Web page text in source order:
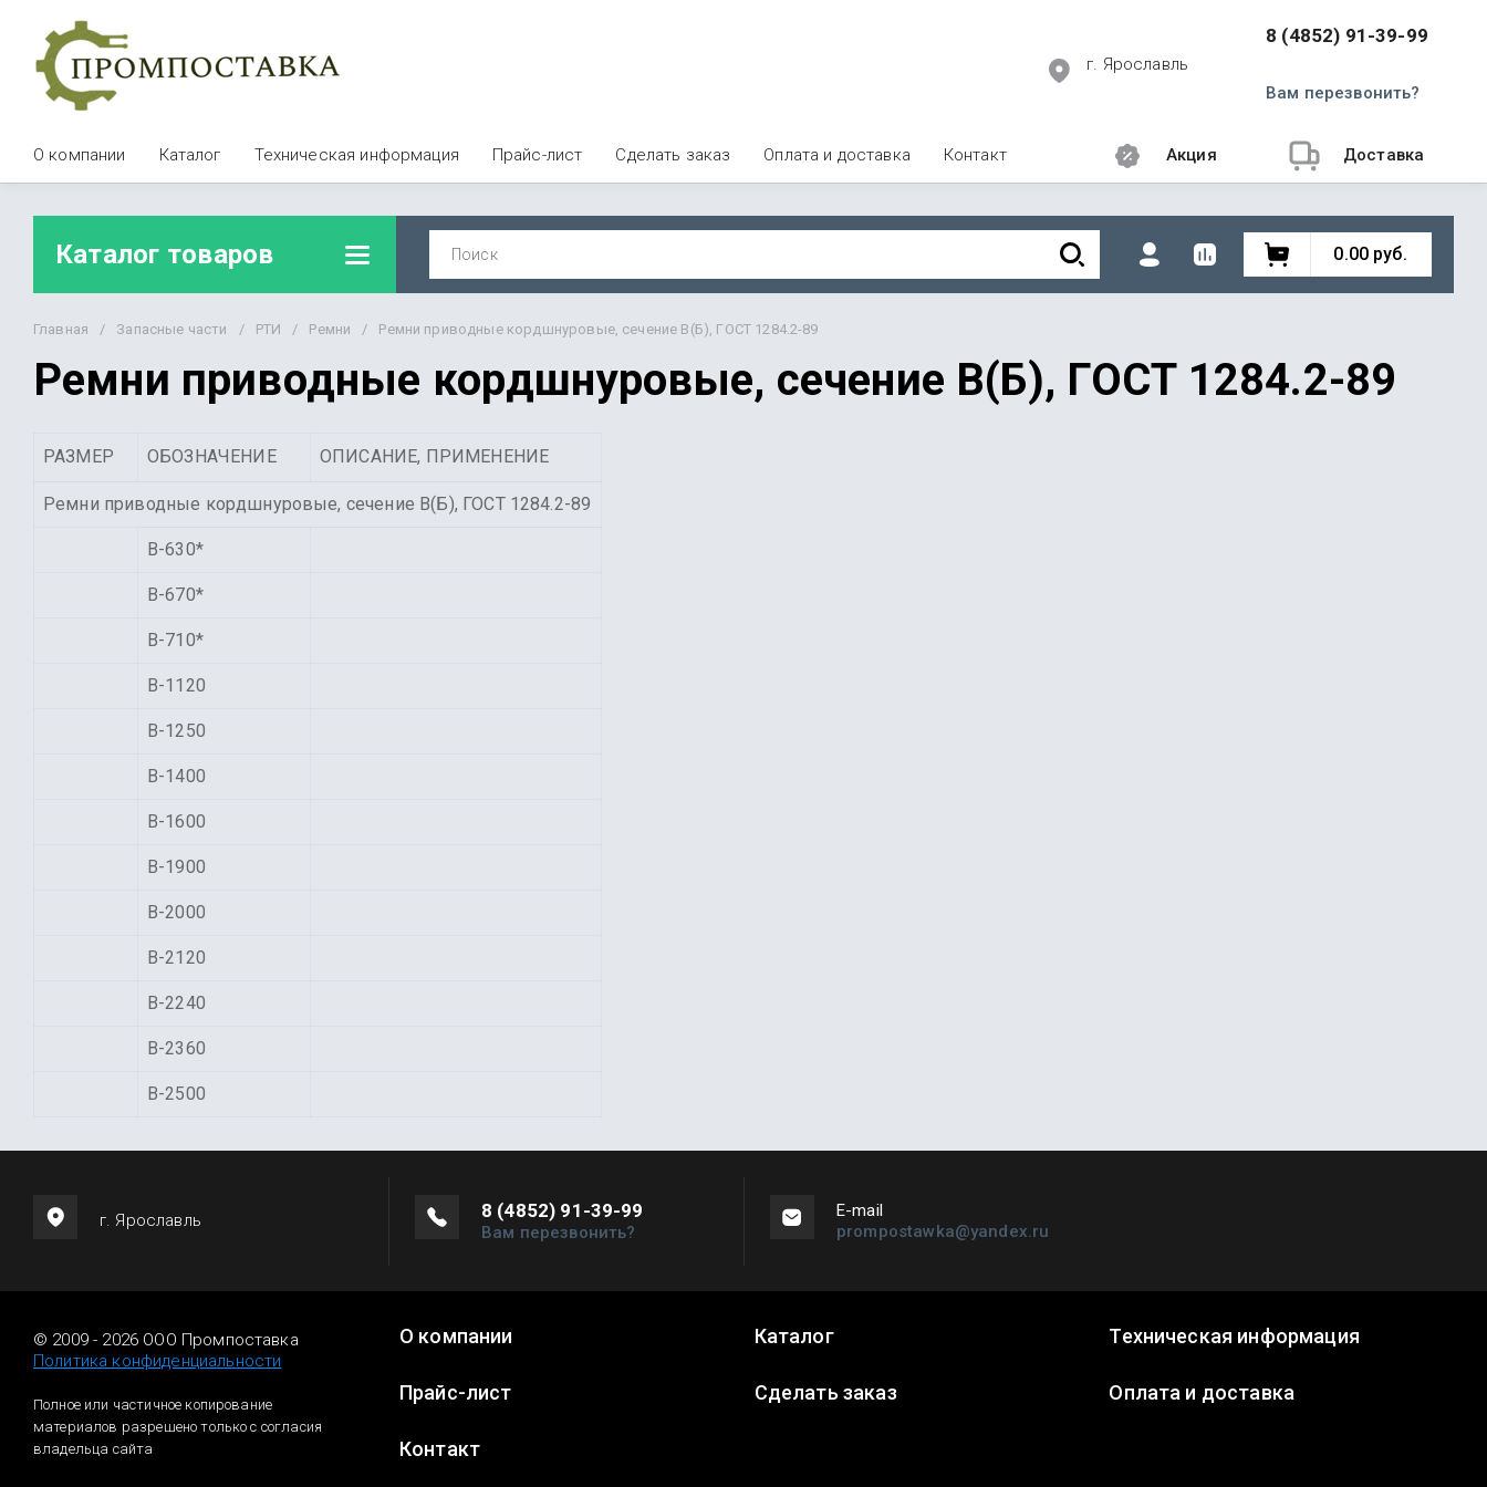
г. Ярославль
8 (4852) 91-39-99
Вам перезвонить?
О компании Каталог Техническая информация Прайс-лист Сделать заказ Оплата и доставка Контакт Акция Доставка
Каталог товаров 0.00 руб.
Главная / Запасные части / РТИ / Ремни / Ремни приводные кордшнуровые, сечение В(Б), ГОСТ 1284.2-89
Ремни приводные кордшнуровые, сечение В(Б), ГОСТ 1284.2-89
РАЗМЕР ОБОЗНАЧЕНИЕ ОПИСАНИЕ, ПРИМЕНЕНИЕ
Ремни приводные кордшнуровые, сечение В(Б), ГОСТ 1284.2-89
В-630*
В-670*
В-710*
В-1120
В-1250
В-1400
В-1600
В-1900
В-2000
В-2120
В-2240
В-2360
В-2500
г. Ярославль 8 (4852) 91-39-99
Вам перезвонить?
Е-mail
prompostawka@yandex.ru
© 2009 - 2026 ООО Промпоставка
Политика конфиденциальности
Полное или частичное копирование
материалов разрешено только с согласия
владельца сайта
О компании Каталог Техническая информация
Прайс-лист Сделать заказ Оплата и доставка
Контакт